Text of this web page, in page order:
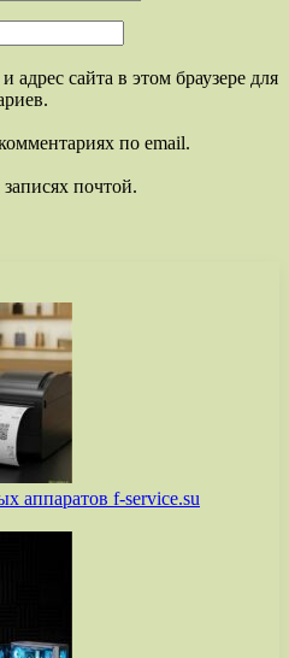
адрес сайта в этом браузере для
по email.
почтой.
аппаратов f-service.su